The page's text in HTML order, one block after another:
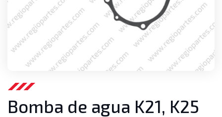
Bomba de agua K21, K25